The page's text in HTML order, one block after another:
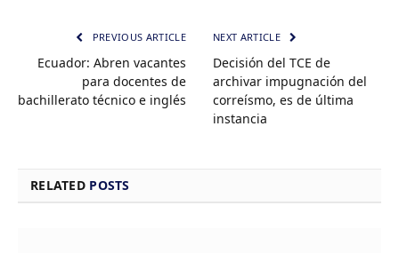
PREVIOUS ARTICLE
Ecuador: Abren vacantes
para docentes de
bachillerato técnico e inglés
NEXT ARTICLE
Decisión del TCE de
archivar impugnación del
correísmo, es de última
instancia
RELATED POSTS